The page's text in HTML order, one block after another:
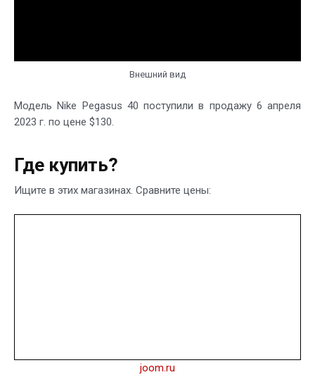
Внешний вид
Модель Nike Pegasus 40 поступили в продажу 6 апреля
2023 г. по цене $130.
Где купить?
Ищите в этих магазинах. Сравните цены:
joom.ru